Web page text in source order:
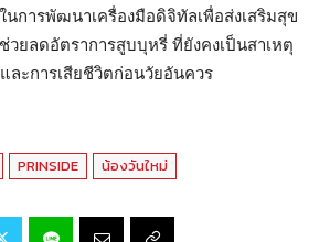
การพัฒนาเครื่องมือดิจิทัลเพื่อส่งเสริมสุข
ยลดอัตราการสูบบุหรี่ ที่ยังคงเป็นสาเหตุ
ละการเสียชีวิตก่อนวัยอันควร
PRINSIDE น้องวันใหม่